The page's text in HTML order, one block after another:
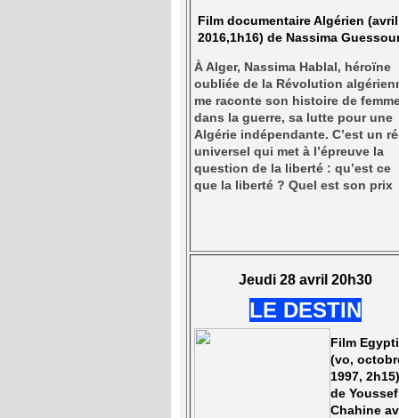
Film documentaire Algérien (avril
2016,1h16) de Nassima
À Alger, Nassima Hablal, héroïne
oubliée de la Révolution
me raconte son histoire de
dans la guerre, sa lutte pour une
Algérie indépendante. C’est un
universel qui met à l’épreuve la
question de la liberté : qu’est ce
que la liberté ? Quel est son prix
Jeudi 28 avril 20h30
LE DESTIN
Film
(vo,
1997, 2h15)
de Youssef
Chahine